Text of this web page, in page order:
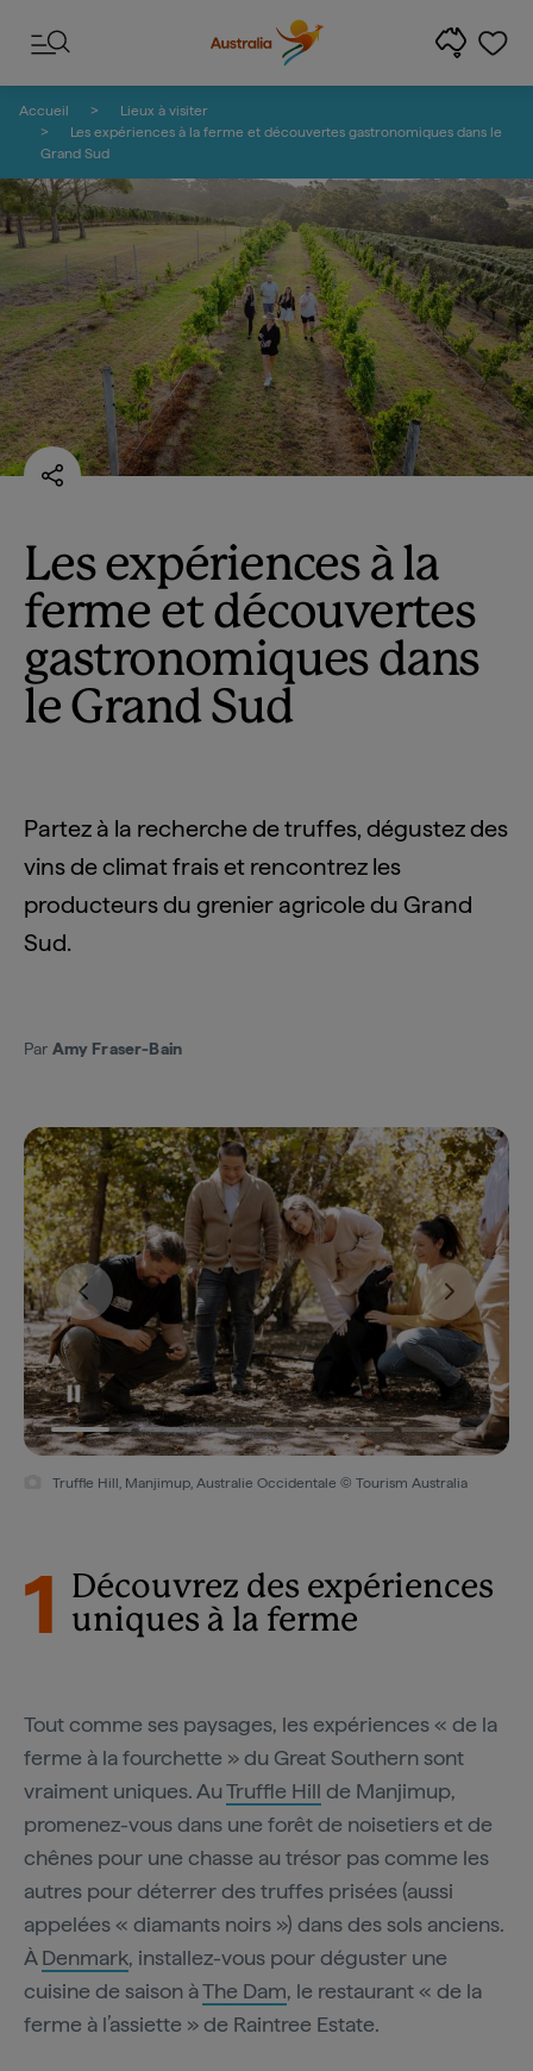
Accueil
Lieux à visiter
Les expériences à la ferme et découvertes gastronomiques dans le
Grand Sud
Les expériences à la
ferme et découvertes
gastronomiques dans
le Grand Sud
Partez à la recherche de truffes, dégustez des
vins de climat frais et rencontrez les
producteurs du grenier agricole du Grand
Sud.
Par Amy Fraser-Bain
Truffle Hill, Manjimup, Australie Occidentale © Tourism Australia
1
Découvrez des expériences
uniques à la ferme
Tout comme ses paysages, les expériences « de la
ferme à la fourchette » du Great Southern sont
vraiment uniques. AuTruffle Hill de Manjimup,
promenez-vous dans une forêt de noisetiers et de
chênes pour une chasse au trésor pas comme les
autres pour déterrer des truffes prisées (aussi
appelées « diamants noirs ») dans des sols anciens.
ÀDenmark, installez-vous pour déguster une
cuisine de saison àThe Dam, le restaurant « de la
ferme à l’assiette » de Raintree Estate.